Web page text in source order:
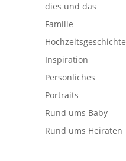
dies und das
Familie
Hochzeitsgeschichte
Inspiration
Persönliches
Portraits
Rund ums Baby
Rund ums Heiraten